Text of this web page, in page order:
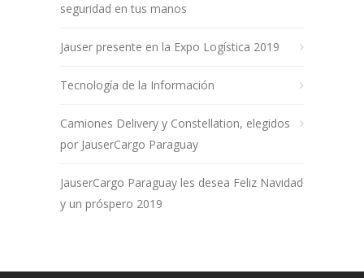
seguridad en tus manos
Jauser presente en la Expo Logística 2019
Tecnología de la Información
Camiones Delivery y Constellation, elegidos
por JauserCargo Paraguay
JauserCargo Paraguay les desea Feliz Navidad
y un próspero 2019